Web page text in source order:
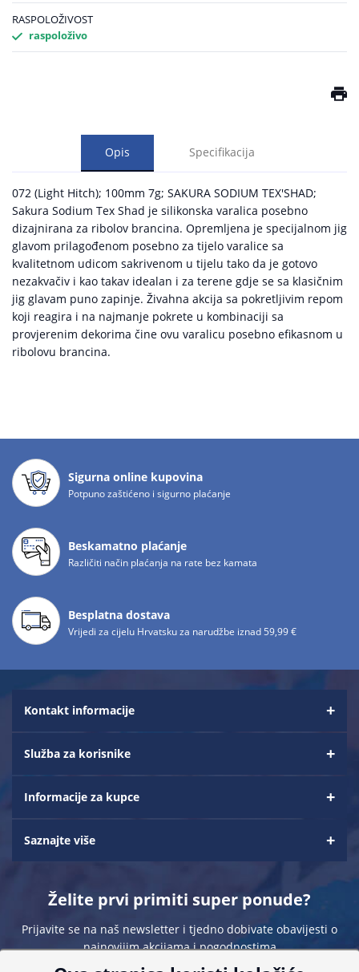
RASPOLOŽIVOST
raspoloživo
Opis Specifikacija
072 (Light Hitch); 100mm 7g; SAKURA SODIUM TEX'SHAD;
Sakura Sodium Tex Shad je silikonska varalica posebno
dizajnirana za ribolov brancina. Opremljena je specijalnom jig
glavom prilagođenom posebno za tijelo varalice sa
kvalitetnom udicom sakrivenom u tijelu tako da je gotovo
nezakvačiv i kao takav idealan i za terene gdje se sa klasičnim
jig glavam puno zapinje. Živahna akcija sa pokretljivim repom
koji reagira i na najmanje pokrete u kombinaciji sa
provjerenim dekorima čine ovu varalicu posebno efikasnom u
ribolovu brancina.
Sigurna online kupovina
Potpuno zaštićeno i sigurno plaćanje
Beskamatno plaćanje
Različiti način plaćanja na rate bez kamata
Besplatna dostava
Vrijedi za cijelu Hrvatsku za narudžbe iznad 59,99 €
Kontakt informacije
Služba za korisnike
Informacije za kupce
Saznajte više
Želite prvi primiti super ponude?
Prijavite se na naš newsletter i tjedno dobivate obavijesti o
najnovijim akcijama i pogodnostima